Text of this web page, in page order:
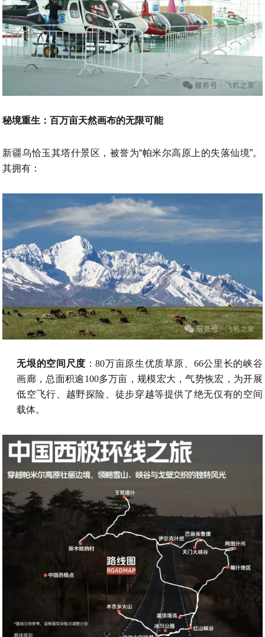
秘境重生：百万亩天然画布的无限可能
新疆乌恰玉其塔什景区，被誉为“帕米尔高原上的失落仙境”。
其拥有：
无垠的空间尺度 ：80万亩原生优质草原、66公里长的峡谷
画廊，总面积逾100多万亩，规模宏大，气势恢宏，为开展
低空飞行、越野探险、徒步穿越等提供了绝无仅有的空间
载体。